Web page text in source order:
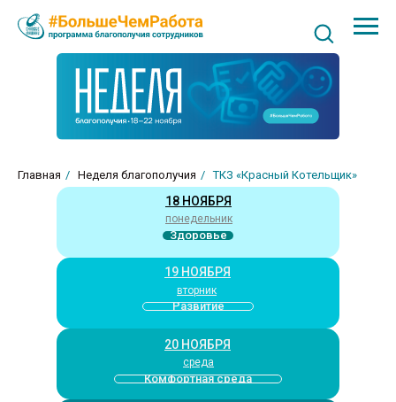
Главная / Неделя благополучия / ТКЗ «Красный Котельщик»
19 НОЯБРЯ
вторник
Развитие
18 НОЯБРЯ
понедельник
Здоровье
20 НОЯБРЯ
среда
Комфортная среда